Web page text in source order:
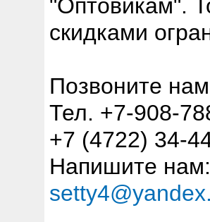
"Оптовикам".
скидками
Позвоните
Тел. +7-908-
+7 (4722) 34-
Напишите нам: